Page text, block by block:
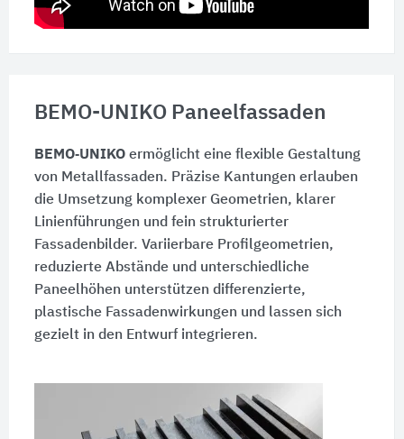
BEMO-UNIKO Paneelfassaden
BEMO‑UNIKOermöglicht eine flexible Gestaltung
von Metallfassaden. Präzise Kantungen erlauben
die Umsetzung komplexer Geometrien, klarer
Linienführungen und fein strukturierter
Fassadenbilder. Variierbare Profilgeometrien,
reduzierte Abstände und unterschiedliche
Paneelhöhen unterstützen differenzierte,
plastische Fassadenwirkungen und lassen sich
gezielt in den Entwurf integrieren.